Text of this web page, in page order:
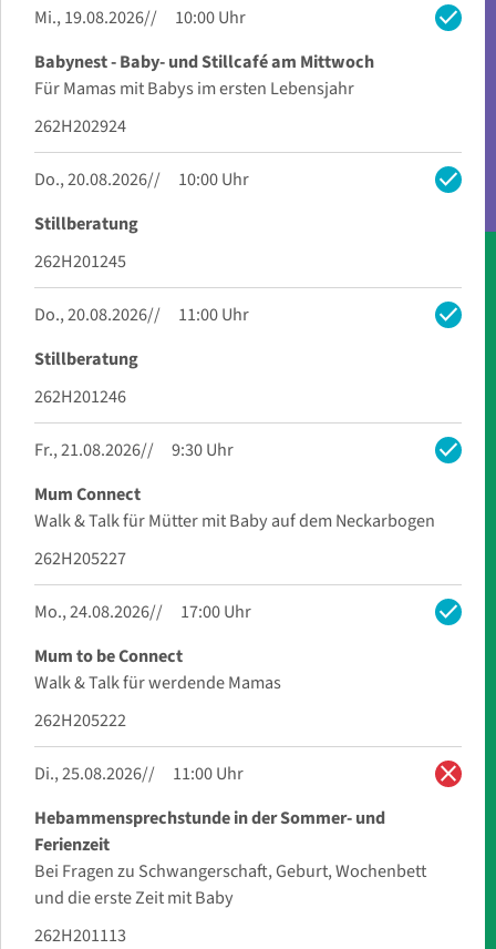
check
Mi., 19.08.2026
10:00 Uhr
Babynest - Baby- und Stillcafé am Mittwoch
Für Mamas mit Babys im ersten Lebensjahr
262H202924
check
Do., 20.08.2026
10:00 Uhr
Stillberatung
262H201245
check
Do., 20.08.2026
11:00 Uhr
Stillberatung
262H201246
check
Fr., 21.08.2026
9:30 Uhr
Mum Connect
Walk & Talk für Mütter mit Baby auf dem Neckarbogen
262H205227
check
Mo., 24.08.2026
17:00 Uhr
Mum to be Connect
Walk & Talk für werdende Mamas
262H205222
close
Di., 25.08.2026
11:00 Uhr
Hebammensprechstunde in der Sommer- und
Ferienzeit
Bei Fragen zu Schwangerschaft, Geburt, Wochenbett
und die erste Zeit mit Baby
262H201113